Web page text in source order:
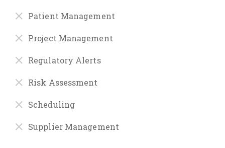
Patient Management
Project Management
Regulatory Alerts
Risk Assessment
Scheduling
Supplier Management